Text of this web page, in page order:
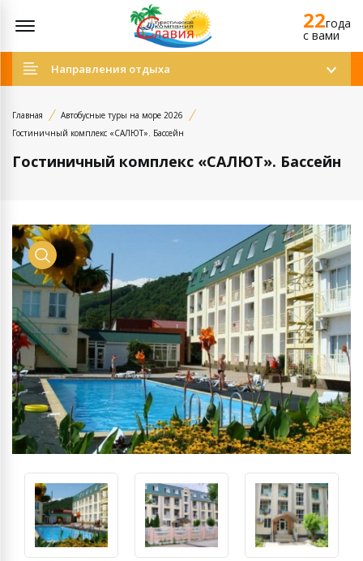
22года
c вами
Направления отдыха
Главная
Автобусные туры на море 2026
Гостиничный комплекс «САЛЮТ». Бассейн
Гостиничный комплекс «САЛЮТ». Бассейн
Просмотр